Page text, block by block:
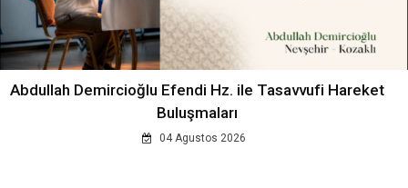
Abdullah Demircioğlu Efendi Hz. ile Tasavvufi Hareket
Buluşmaları
04 Agustos 2026